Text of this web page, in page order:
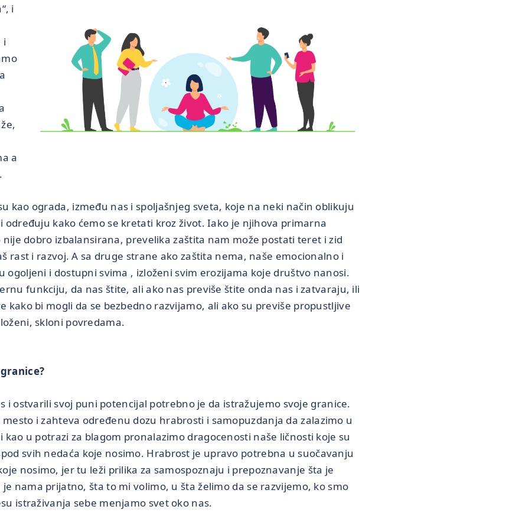
i
i
a
kao ograda, između nas i spoljašnjeg sveta, koje na neki način oblikuju
određuju kako ćemo se kretati kroz život. Iako je njihova primarna
dobro izbalansirana, prevelika zaštita nam može postati teret i zid
rast i razvoj. A sa druge strane ako zaštita nema, naše emocionalno i
ogoljeni i dostupni svima , izloženi svim erozijama koje društvo nanosi.
funkciju, da nas štite, ali ako nas previše štite onda nas i zatvaraju, ili
kako bi mogli da se bezbedno razvijamo, ali ako su previše propustljive
skloni povredama.
i ostvarili svoj puni potencijal potrebno je da istražujemo svoje granice.
i zahteva određenu dozu hrabrosti i samopuzdanja da zalazimo u
kao u potrazi za blagom pronalazimo dragocenosti naše ličnosti koje su
svih nedaća koje nosimo. Hrabrost je upravo potrebna u suočavanju
nosimo, jer tu leži prilika za samospoznaju i prepoznavanje šta je
nama prijatno, šta to mi volimo, u šta želimo da se razvijemo, ko smo
istraživanja sebe menjamo svet oko nas.